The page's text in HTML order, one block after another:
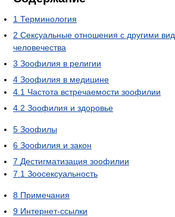
1 Терминология
2 Сексуальные отношения с другими
человечества
3 Зоофилия в религии
4 Зоофилия в медицине
4.1 Частота встречаемости зоофилии
4.2 Зоофилия и здоровье
5 Зоофилы
6 Зоофилия и закон
7 Дестигматизация зоофилии
7.1 Зоосексуальность
8 Примечания
9 Интернет-ссылки